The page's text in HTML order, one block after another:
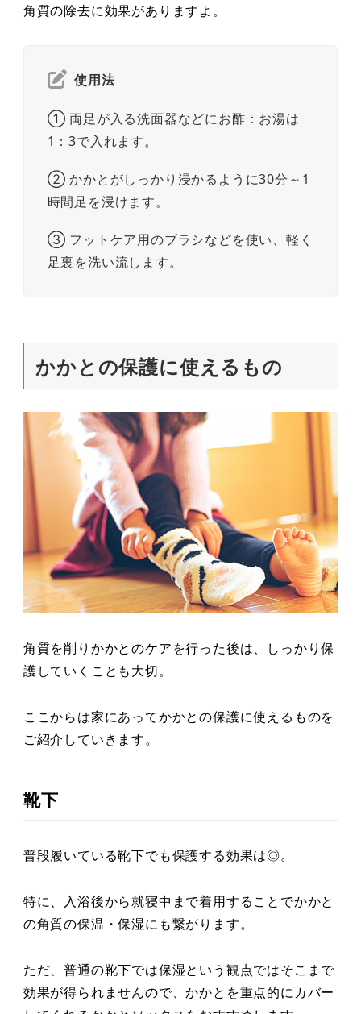
角質の除去に効果がありますよ。
使用法
① 両足が入る洗面器などにお酢：お湯は
1：3で入れます。
② かかとがしっかり浸かるように30分～1
時間足を浸けます。
③ フットケア用のブラシなどを使い、軽く
足裏を洗い流します。
かかとの保護に使えるもの
角質を削りかかとのケアを行った後は、しっかり保
護していくことも大切。
ここからは家にあってかかとの保護に使えるものを
ご紹介していきます。
靴下
普段履いている靴下でも保護する効果は◎。
特に、入浴後から就寝中まで着用することでかかと
の角質の保温・保湿にも繋がります。
ただ、普通の靴下では保湿という観点ではそこまで
効果が得られませんので、かかとを重点的にカバー